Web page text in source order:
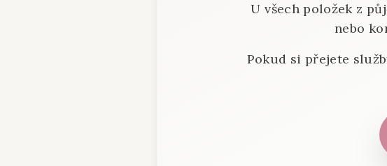
U všech položek z
nebo
Pokud si přejete